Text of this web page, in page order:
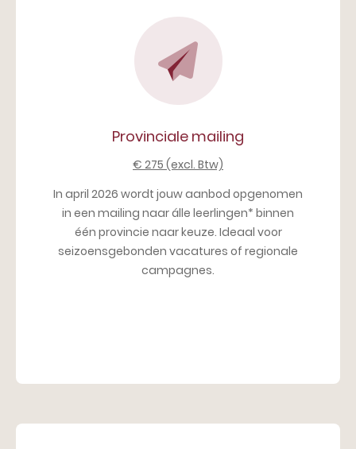
Provinciale mailing
€ 275 (excl. Btw)
In april 2026 wordt jouw aanbod opgenomen
in een mailing naar álle leerlingen* binnen
één provincie naar keuze. Ideaal voor
seizoensgebonden vacatures of regionale
campagnes.